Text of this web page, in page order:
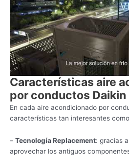
Características aire
por conductos
En cada aire acondicionado por
características tan interesantes
– Tecnología Replacement: gracias
aprovechar los antiguos